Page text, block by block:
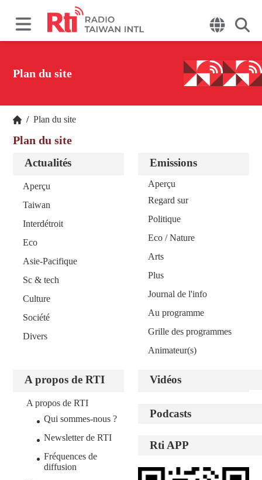
Plan du site
/Plan du site
Plan du site
Actualités
Aperçu
Taiwan
Interdétroit
Eco
Asie-Pacifique
Sc & tech
Culture
Société
Divers
Emissions
Aperçu
Regard sur
Politique
Eco / Nature
Arts
Plus
Journal de l'info
Au programme
Grille des programmes
Animateur(s)
A propos de RTI
A propos de RTI
Qui sommes-nous ?
Newsletter de RTI
Fréquences de
diffusion
Vidéos
Podcasts
Rti APP